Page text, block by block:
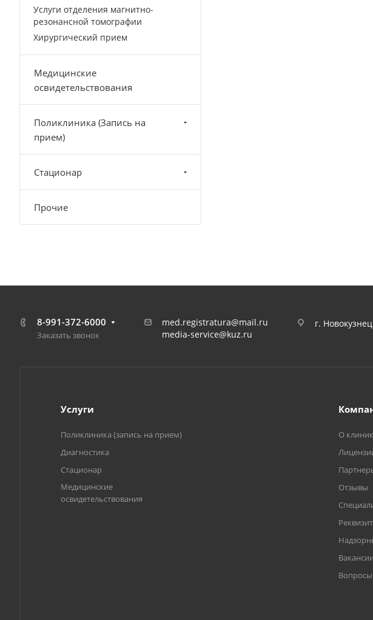
Услуги отделения магнитно-
резонансной томографии
Хирургический прием
Медицинские
освидетельствования
Поликлиника (Запись на
прием)
Стационар
Прочие
8-991-372-6000
Заказать звонок
med.registratura@mail.ru
media-service@kuz.ru
г.
Услуги
Поликлиника (запись на прием)
Диагностика
Стационар
Медицинские
освидетельствования
О
Отзывы
Вакансии